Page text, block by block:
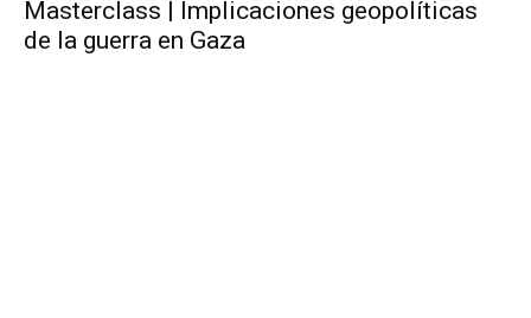
Masterclass | Implicaciones geopolíticas
de la guerra en Gaza